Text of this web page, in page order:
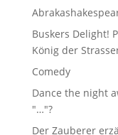
Buskers Delight!
König der
Comedy
Dance the night
"…"?
Der Zauberer